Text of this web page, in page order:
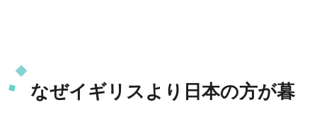
なぜイギリスより日本の方が暮